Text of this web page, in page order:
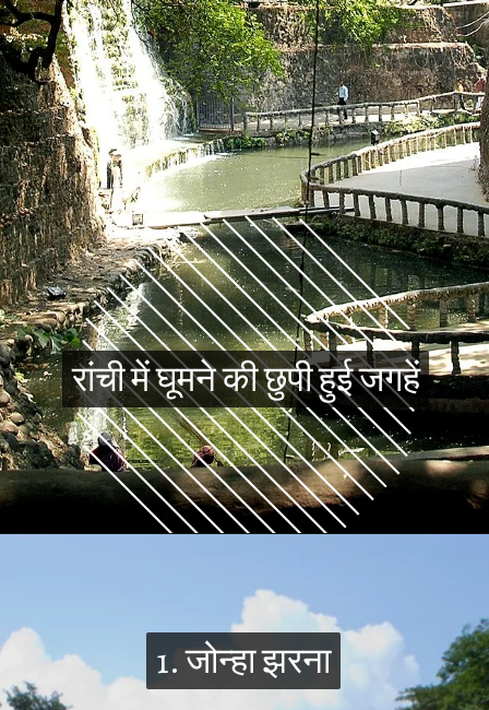
रांची में घूमने की छुपी हुई जगहें
रांची में घूमने की छुपी हुई जगहें
1. जोन्हा झरना
1. जोन्हा झरना